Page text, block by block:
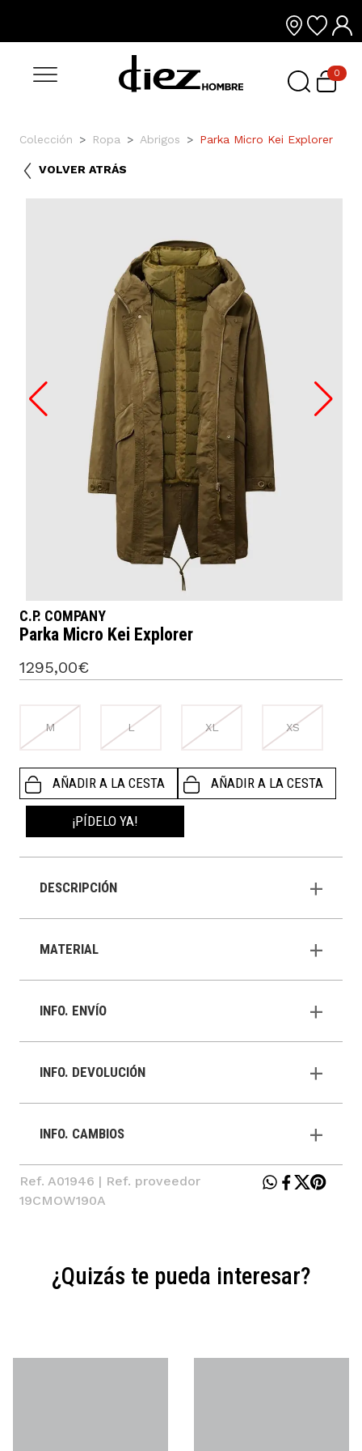
0
Colección Ropa Abrigos Parka Micro Kei Explorer
VOLVER ATRÁS
C.P. COMPANY
Parka Micro Kei Explorer
1295,00€
M L XL XS
AÑADIR A LA CESTA AÑADIR A LA CESTA
¡PÍDELO YA!
DESCRIPCIÓN
MATERIAL
INFO. ENVÍO
INFO. DEVOLUCIÓN
INFO. CAMBIOS
Ref. A01946 | Ref. proveedor
19CMOW190A
¿Quizás te pueda interesar?